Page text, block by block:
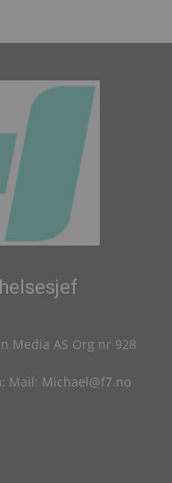
Media AS Org nr 928
Mail: Michael@f7.no